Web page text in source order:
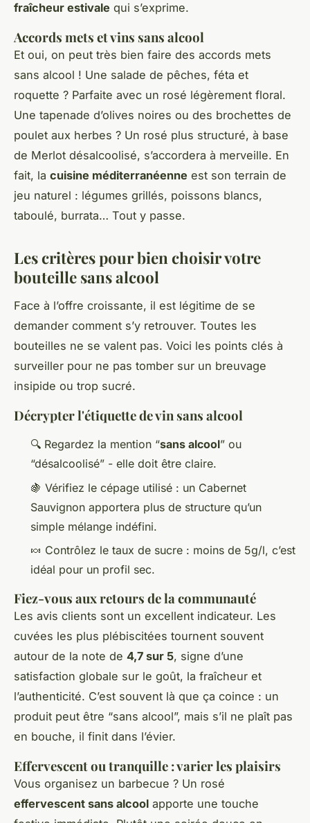
fraîcheur estivale qui s’exprime.
Accords mets et vins sans alcool
Et oui, on peut très bien faire des accords mets
sans alcool ! Une salade de pêches, féta et
roquette ? Parfaite avec un rosé légèrement floral.
Une tapenade d’olives noires ou des brochettes de
poulet aux herbes ? Un rosé plus structuré, à base
de Merlot désalcoolisé, s’accordera à merveille. En
fait, la cuisine méditerranéenne est son terrain de
jeu naturel : légumes grillés, poissons blancs,
taboulé, burrata… Tout y passe.
Les critères pour bien choisir votre
bouteille sans alcool
Face à l’offre croissante, il est légitime de se
demander comment s’y retrouver. Toutes les
bouteilles ne se valent pas. Voici les points clés à
surveiller pour ne pas tomber sur un breuvage
insipide ou trop sucré.
Décrypter l'étiquette de vin sans alcool
🔍 Regardez la mention “sans alcool” ou
“désalcoolisé” - elle doit être claire.
🍇 Vérifiez le cépage utilisé : un Cabernet
Sauvignon apportera plus de structure qu’un
simple mélange indéfini.
🍬 Contrôlez le taux de sucre : moins de 5g/l, c’est
idéal pour un profil sec.
Fiez-vous aux retours de la communauté
Les avis clients sont un excellent indicateur. Les
cuvées les plus plébiscitées tournent souvent
autour de la note de 4,7 sur 5, signe d’une
satisfaction globale sur le goût, la fraîcheur et
l’authenticité. C’est souvent là que ça coince : un
produit peut être “sans alcool”, mais s’il ne plaît pas
en bouche, il finit dans l’évier.
Effervescent ou tranquille : varier les plaisirs
Vous organisez un barbecue ? Un rosé
effervescent sans alcool apporte une touche